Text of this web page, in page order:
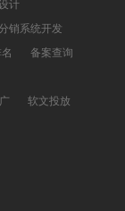
计
销系统开发
备案查询
软文投放